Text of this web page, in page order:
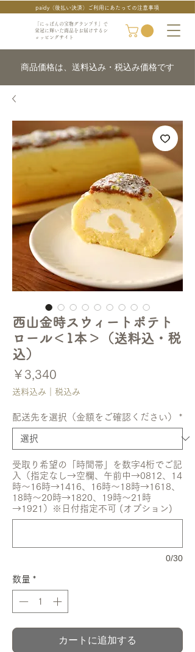
「にっぽんの宝物グランプリ」で
栄冠に輝いた商品をお届けするシ
ョッピングサイト
paidy（後払い決済）ご利用にあたっての注意事項
商品価格は、送料込み・税込み価格です
西山金時スウィートポテト
ロール＜1本＞（送料込・税
込）
￥3,340
格
送料込み｜税込み
配送先を選択（金額をご確認ください） *
受取り希望の「時間帯」を数字4桁でご記
入（指定なし→空欄、午前中→0812、14
時〜16時→1416、16時〜18時→1618、
18時〜20時→1820、19時〜21時
→1921）※日付指定不可 (オプション)
0/30
数量 *
カートに追加する